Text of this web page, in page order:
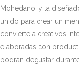
Mohedano; y la
unido para crear un
convierte a creativos
elaboradas con
podrán degustar